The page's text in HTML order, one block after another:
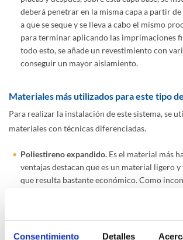
Consentimiento Detalles
deberá penetrar en la misma capa a partir de
a que se seque y se lleva a cabo el mismo
para terminar aplicando las imprimaciones
todo esto, se añade un revestimiento con
conseguir un mayor aislamiento.
Materiales más utilizados para este tipo
Para realizar la instalación de este sistema, se
materiales con técnicas diferenciadas.
Poliestireno expandido. Es el material más
ventajas destacan que es un material ligero
que resulta bastante económico. Como
aislante y con mayor grosor. También es